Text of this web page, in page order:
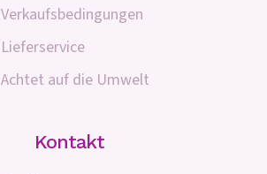
Verkaufsbedingungen
Lieferservice
Achtet auf die Umwelt
Kontakt